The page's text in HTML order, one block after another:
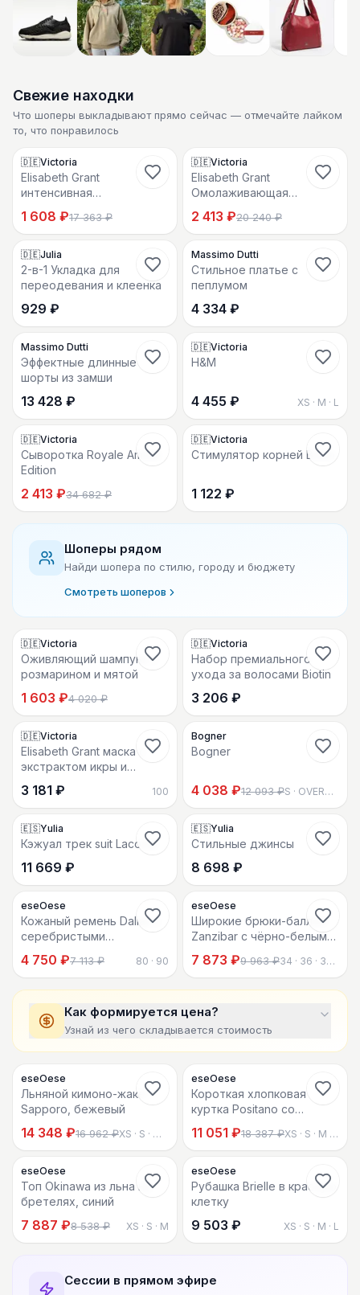
Свежие находки
Что шоперы выкладывают прямо сейчас — отмечайте лайком
то, что понравилось
-92 %
33 2
🇩🇪Victoria
Elisabeth Grant
интенсивная
сыворотка для ухода за
кожей вокруг глаз.
1 608 ₽17 363 ₽
-89 %
🇩🇪Victoria
Elisabeth Grant
Омолаживающая
сыворотка-стартер для
лица.
2 413 ₽20 240 ₽
🇩🇪Julia
2-в-1 Укладка для
переодевания и клеенка
929 ₽
Massimo Dutti
Стильное платье с
пеплумом
4 334 ₽
Massimo Dutti
Эффектные длинные
шорты из замши
13 428 ₽
🇩🇪Victoria
H&M
4 455 ₽ XS · M · L
-94 %
🇩🇪Victoria
Сыворотка Royale Amber
Edition
2 413 ₽34 682 ₽
🇩🇪Victoria
Стимулятор корней Biotin
1 122 ₽
Шоперы рядом
Найди шопера по стилю, городу и бюджету
Смотреть шоперов
-64 %
32 1 1
🇩🇪Victoria
Оживляющий шампунь с
розмарином и мятой
1 603 ₽4 020 ₽
17 1
🇩🇪Victoria
Набор премиального
ухода за волосами Biotin
3 206 ₽
🇩🇪Victoria
Elisabeth Grant маска с
экстрактом икры и
3 181 ₽ 100
-70%
Bogner
Bogner
4 038 ₽12 093 ₽ S · OVERSIZED
🇪🇸Yulia
Кэжуал трек suit Lacoste
11 669 ₽
🇪🇸Yulia
Стильные джинсы
8 698 ₽
-40%
eseOese
Кожаный ремень Dalias с
серебристыми
4 750 ₽7 113 ₽ 80 · 90
-29%
eseOese
Широкие брюки-баллон
Zanzibar с чёрно-белым
7 873 ₽9 963 ₽ 34 · 36 · 38 +2
Как формируется цена?
Узнай из чего складывается стоимость
-24%
9
eseOese
Льняной кимоно-жакет
Sapporo, бежевый
14 348 ₽16 962 ₽ XS · S · M · L
-46%
5
eseOese
Короткая хлопковая
куртка Positano со
воротником
11 051 ₽18 387 ₽ XS · S · M · L
-17%
eseOese
Топ Okinawa из льна на
бретелях, синий
7 887 ₽8 538 ₽ XS · S · M
eseOese
Рубашка Brielle в красную
клетку
9 503 ₽ XS · S · M · L
Сессии в прямом эфире